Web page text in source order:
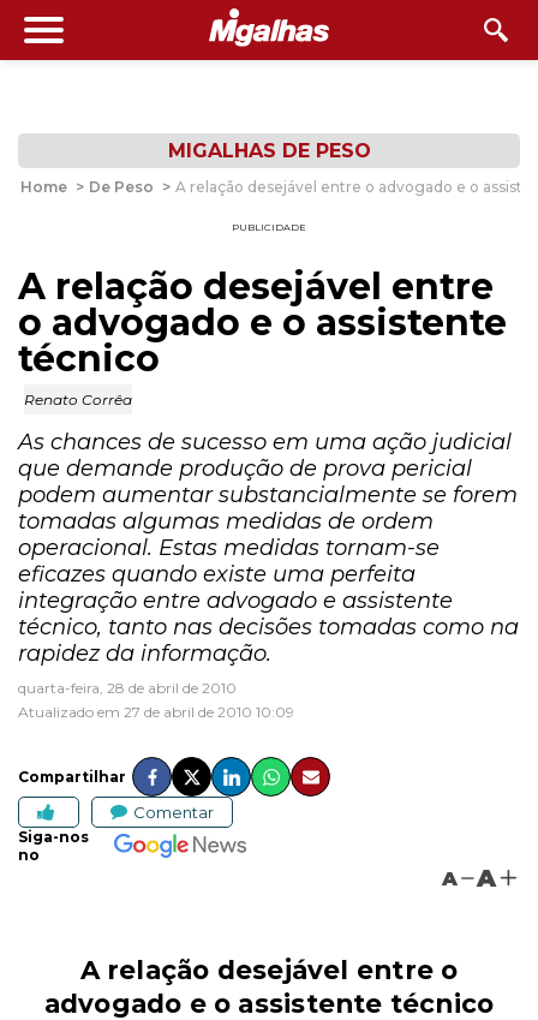
MIGALHAS DE PESO
Home > De Peso > A relação desejável entre o advogado e o
PUBLICIDADE
A relação desejável entre
o advogado e o assistente
técnico
Renato Corrêa
As chances de sucesso em uma ação judicial
que demande produção de prova pericial
podem aumentar substancialmente se forem
tomadas algumas medidas de ordem
operacional. Estas medidas tornam-se
eficazes quando existe uma perfeita
integração entre advogado e assistente
técnico, tanto nas decisões tomadas como na
rapidez da informação.
quarta-feira, 28 de abril de 2010
Atualizado em 27 de abril de 2010 10:09
Compartilhar
Comentar
Siga-nos
no
A A
A relação desejável entre o
advogado e o assistente técnico